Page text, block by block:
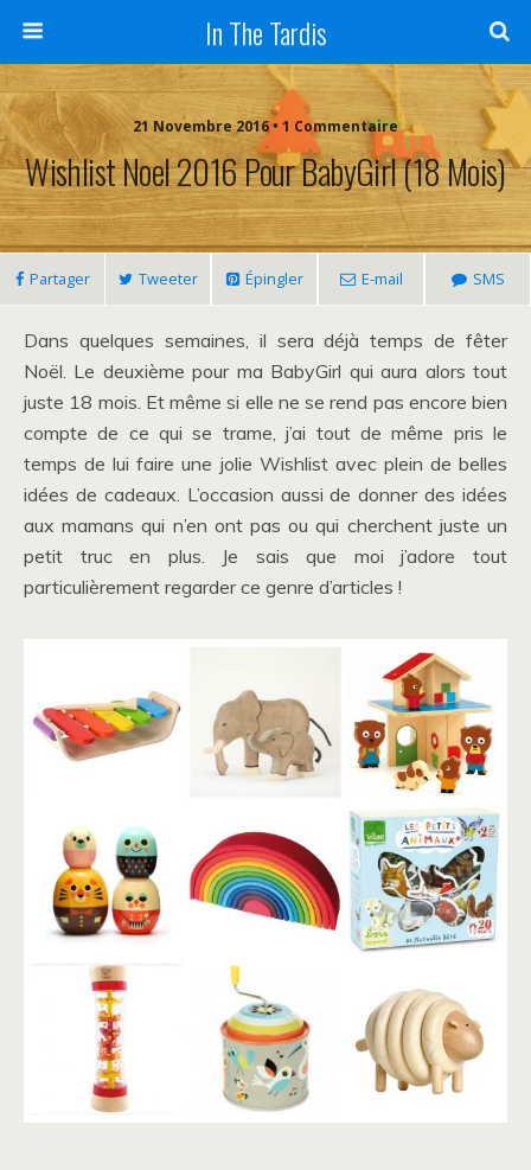
In The Tardis
21 Novembre 2016 • 1 Commentaire
Wishlist Noel 2016 Pour BabyGirl (18 Mois)
Partager Tweeter Épingler E-mail SMS
Dans quelques semaines, il sera déjà temps de fêter
Noël. Le deuxième pour ma BabyGirl qui aura alors tout
juste 18 mois. Et même si elle ne se rend pas encore bien
compte de ce qui se trame, j’ai tout de même pris le
temps de lui faire une jolie Wishlist avec plein de belles
idées de cadeaux. L’occasion aussi de donner des idées
aux mamans qui n’en ont pas ou qui cherchent juste un
petit truc en plus. Je sais que moi j’adore tout
particulièrement regarder ce genre d’articles !